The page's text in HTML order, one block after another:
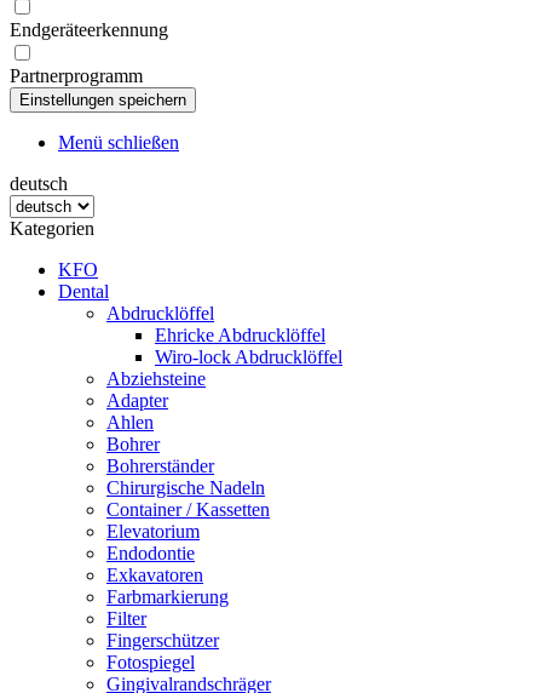
Endgeräteerkennung
Partnerprogramm
Menü schließen
deutsch
Kategorien
KFO
Dental
Abdrucklöffel
Ehricke Abdrucklöffel
Wiro-lock Abdrucklöffel
Abziehsteine
Adapter
Ahlen
Bohrer
Bohrerständer
Chirurgische Nadeln
Container / Kassetten
Elevatorium
Endodontie
Exkavatoren
Farbmarkierung
Filter
Fingerschützer
Fotospiegel
Gingivalrandschräger